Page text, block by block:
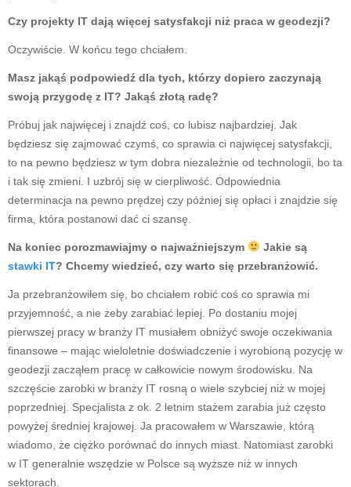
Czy projekty IT dają więcej satysfakcji niż praca w geodezji?
Oczywiście. W końcu tego chciałem.
Masz jakąś podpowiedź dla tych, którzy dopiero zaczynają
swoją przygodę z IT? Jakąś złotą radę?
Próbuj jak najwięcej i znajdź coś, co lubisz najbardziej. Jak
będziesz się zajmować czymś, co sprawia ci najwięcej satysfakcji,
to na pewno będziesz w tym dobra niezależnie od technologii, bo ta
i tak się zmieni. I uzbrój się w cierpliwość. Odpowiednia
determinacja na pewno prędzej czy później się opłaci i znajdzie się
firma, która postanowi dać ci szansę.
Na koniec porozmawiajmy o najważniejszym
Jakie są
stawki IT? Chcemy wiedzieć, czy warto się przebranżowić.
Ja przebranżowiłem się, bo chciałem robić coś co sprawia mi
przyjemność, a nie żeby zarabiać lepiej. Po dostaniu mojej
pierwszej pracy w branży IT musiałem obniżyć swoje oczekiwania
finansowe – mając wieloletnie doświadczenie i wyrobioną pozycję w
geodezji zacząłem pracę w całkowicie nowym środowisku. Na
szczęście zarobki w branży IT rosną o wiele szybciej niż w mojej
poprzedniej. Specjalista z ok. 2 letnim stażem zarabia już często
powyżej średniej krajowej. Ja pracowałem w Warszawie, którą
wiadomo, że ciężko porównać do innych miast. Natomiast zarobki
w IT generalnie wszędzie w Polsce są wyższe niż w innych
sektorach.